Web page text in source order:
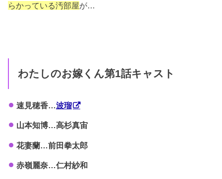
らかっている汚部屋が…
わたしのお嫁くん第1話キャスト
速見穂香…波瑠
山本知博…高杉真宙
花妻蘭…前田拳太郎
赤嶺麗奈…仁村紗和